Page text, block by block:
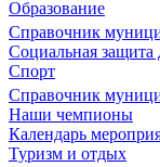
Образование
Справочник
Социальная защита
Спорт
Справочник
Наши чемпионы
Календарь
Туризм и отдых